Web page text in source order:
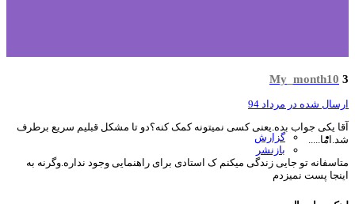
My_month10
شده در مرداد 94
گزارش
بازنشر
یکی جواب بده.یعنی کسی نمیتونه کمک کنه؟دو تا مشکل قبلیم سریع برطرف
تو جایی زندگی میکنم ک استادی برای راهنمایی وجود نداره.وگرنه به
پست نمیزدم